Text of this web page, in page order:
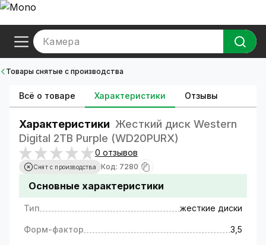
Камера
Товары снятые с производства
Всё о товаре Характеристики Отзывы
Характеристики Жесткий диск Western
Digital 2TB Purple (WD20PURX)
0 отзывов
Снят с производства Код: 7280
Основные характеристики
Тип жесткие диски
Форм-фактор 3,5